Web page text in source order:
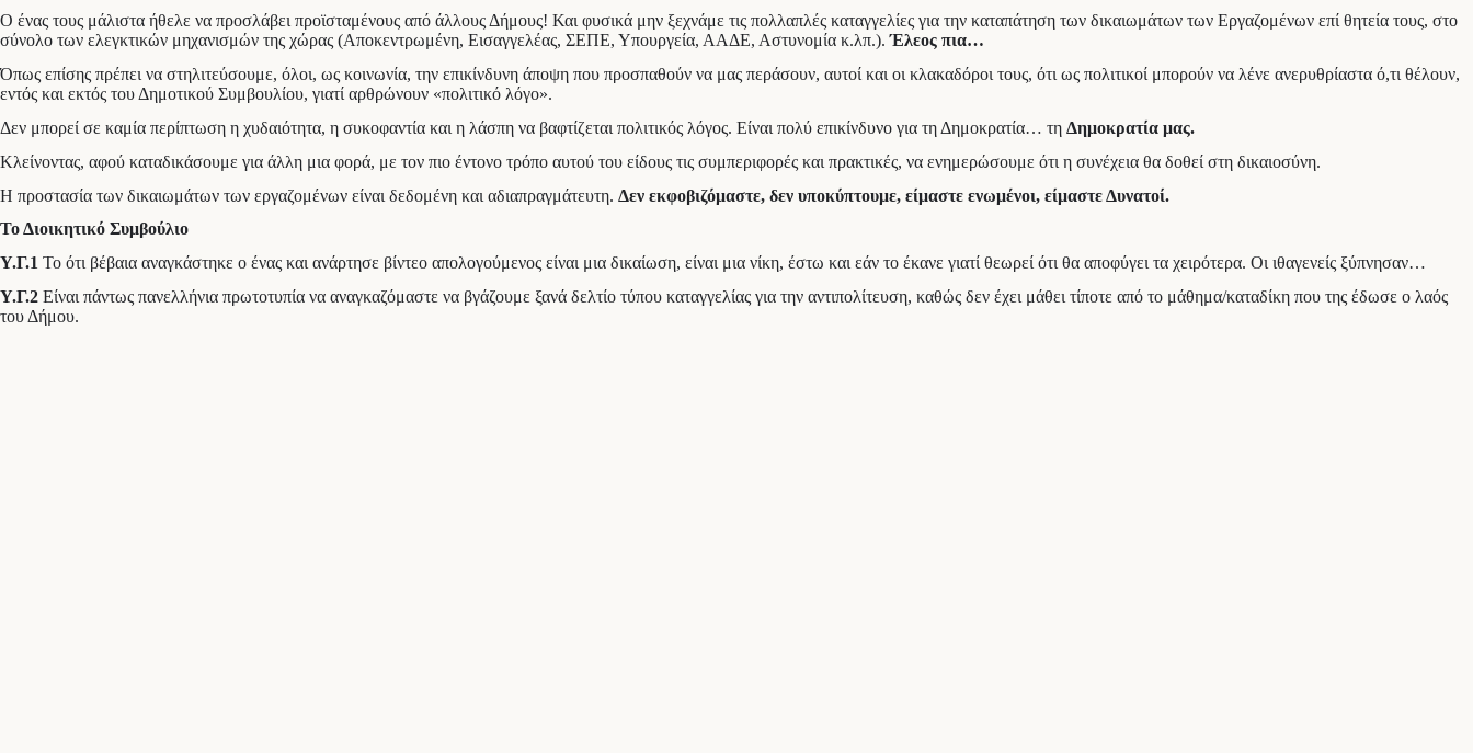
Ο ένας τους μάλιστα ήθελε να προσλάβει προϊσταμένους από άλλους Δήμους! Και φυσικά μην ξεχνάμε τις πολλαπλές καταγγελίες για την καταπάτηση των δικαιωμάτων των Εργαζομένων επί θητεία τους, στο
σύνολο των ελεγκτικών μηχανισμών της χώρας (Αποκεντρωμένη, Εισαγγελέας, ΣΕΠΕ, Υπουργεία, ΑΑΔΕ, Αστυνομία κ.λπ.).Έλεος πια…
Όπως επίσης πρέπει να στηλιτεύσουμε, όλοι, ως κοινωνία, την επικίνδυνη άποψη που προσπαθούν να μας περάσουν, αυτοί και οι κλακαδόροι τους, ότι ως πολιτικοί μπορούν να λένε ανερυθρίαστα ό,τι θέλουν,
εντός και εκτός του Δημοτικού Συμβουλίου, γιατί αρθρώνουν «πολιτικό λόγο».
Δεν μπορεί σε καμία περίπτωση η χυδαιότητα, η συκοφαντία και η λάσπη να βαφτίζεται πολιτικός λόγος. Είναι πολύ επικίνδυνο για τη Δημοκρατία… τη Δημοκρατία μας.
Κλείνοντας, αφού καταδικάσουμε για άλλη μια φορά, με τον πιο έντονο τρόπο αυτού του είδους τις συμπεριφορές και πρακτικές, να ενημερώσουμε ότι η συνέχεια θα δοθεί στη δικαιοσύνη.
Η προστασία των δικαιωμάτων των εργαζομένων είναι δεδομένη και αδιαπραγμάτευτη. Δεν εκφοβιζόμαστε, δεν υποκύπτουμε, είμαστε ενωμένοι, είμαστε Δυνατοί.
Το Διοικητικό Συμβούλιο
Υ.Γ.1 Το ότι βέβαια αναγκάστηκε ο ένας και ανάρτησε βίντεο απολογούμενος είναι μια δικαίωση, είναι μια νίκη, έστω και εάν το έκανε γιατί θεωρεί ότι θα αποφύγει τα χειρότερα. Οι ιθαγενείς ξύπνησαν…
Υ.Γ.2 Είναι πάντως πανελλήνια πρωτοτυπία να αναγκαζόμαστε να βγάζουμε ξανά δελτίο τύπου καταγγελίας για την αντιπολίτευση, καθώς δεν έχει μάθει τίποτε από το μάθημα/καταδίκη που της έδωσε ο λαός
του Δήμου.